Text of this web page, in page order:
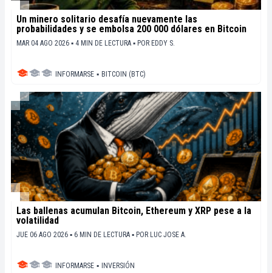
Un minero solitario desafía nuevamente las
probabilidades y se embolsa 200 000 dólares en Bitcoin
MAR 04 AGO 2026 ▪ 4 MIN DE LECTURA ▪ POR EDDY S.
INFORMARSE ▪ BITCOIN (BTC)
Las ballenas acumulan Bitcoin, Ethereum y XRP pese a la
volatilidad
JUE 06 AGO 2026 ▪ 6 MIN DE LECTURA ▪ POR LUC JOSE A.
INFORMARSE ▪ INVERSIÓN